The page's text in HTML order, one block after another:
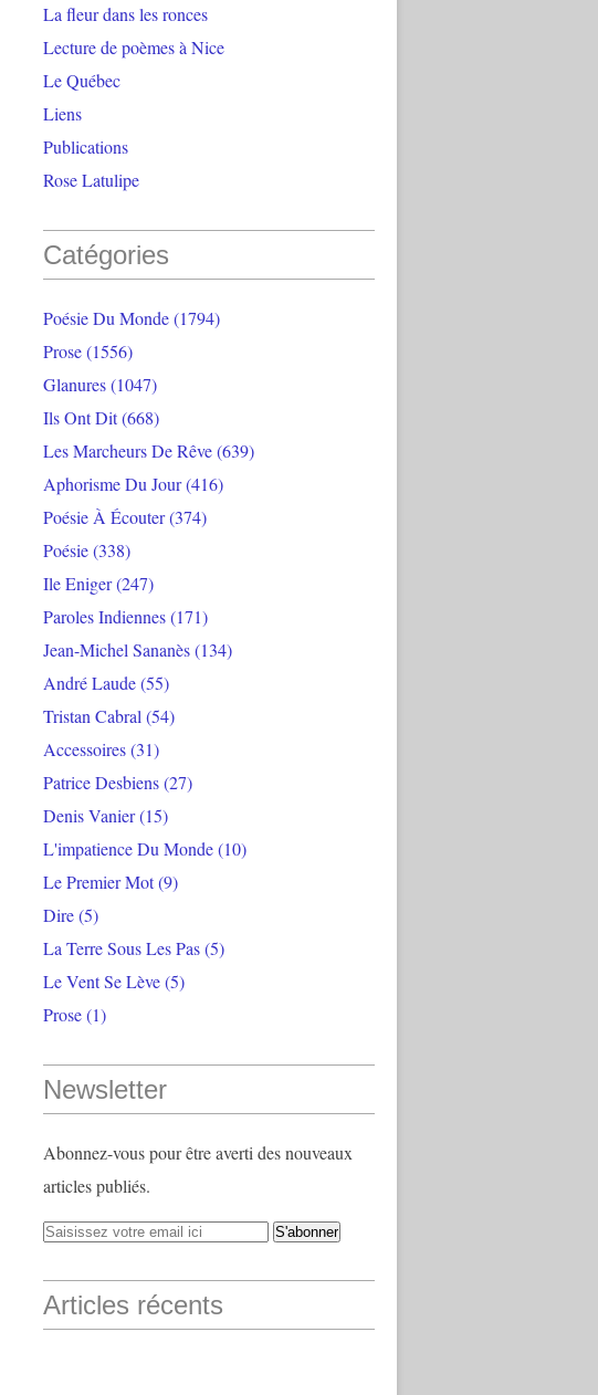
La fleur dans les ronces
Lecture de poèmes à Nice
Le Québec
Liens
Publications
Rose Latulipe
Catégories
Poésie Du Monde(1794)
Prose(1556)
Glanures(1047)
Ils Ont Dit(668)
Les Marcheurs De Rêve(639)
Aphorisme Du Jour(416)
Poésie À Écouter(374)
Poésie(338)
Ile Eniger(247)
Paroles Indiennes(171)
Jean-Michel Sananès(134)
André Laude(55)
Tristan Cabral (54)
Accessoires(31)
Patrice Desbiens(27)
Denis Vanier(15)
L'impatience Du Monde(10)
Le Premier Mot(9)
Dire(5)
La Terre Sous Les Pas(5)
Le Vent Se Lève(5)
Prose(1)
Newsletter
Abonnez-vous pour être averti des nouveaux
articles publiés.
Articles récents